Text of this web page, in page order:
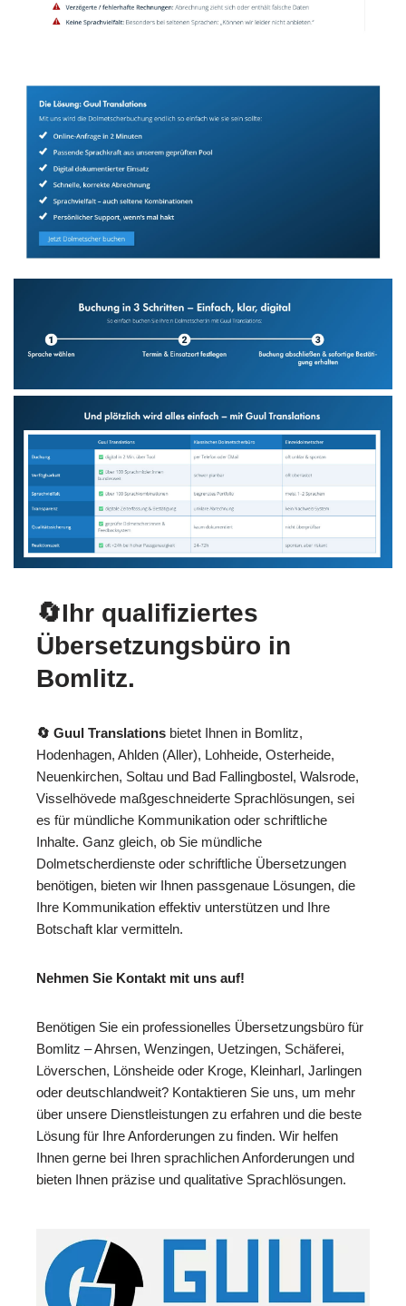
🔄Ihr qualifiziertes
Übersetzungsbüro in
Bomlitz.
🔄 Guul Translations bietet Ihnen in Bomlitz,
Hodenhagen, Ahlden (Aller), Lohheide, Osterheide,
Neuenkirchen, Soltau und Bad Fallingbostel, Walsrode,
Visselhövede maßgeschneiderte Sprachlösungen, sei
es für mündliche Kommunikation oder schriftliche
Inhalte. Ganz gleich, ob Sie mündliche
Dolmetscherdienste oder schriftliche Übersetzungen
benötigen, bieten wir Ihnen passgenaue Lösungen, die
Ihre Kommunikation effektiv unterstützen und Ihre
Botschaft klar vermitteln.
Nehmen Sie Kontakt mit uns auf!
Benötigen Sie ein professionelles Übersetzungsbüro für
Bomlitz – Ahrsen, Wenzingen, Uetzingen, Schäferei,
Löverschen, Lönsheide oder Kroge, Kleinharl, Jarlingen
oder deutschlandweit? Kontaktieren Sie uns, um mehr
über unsere Dienstleistungen zu erfahren und die beste
Lösung für Ihre Anforderungen zu finden. Wir helfen
Ihnen gerne bei Ihren sprachlichen Anforderungen und
bieten Ihnen präzise und qualitative Sprachlösungen.